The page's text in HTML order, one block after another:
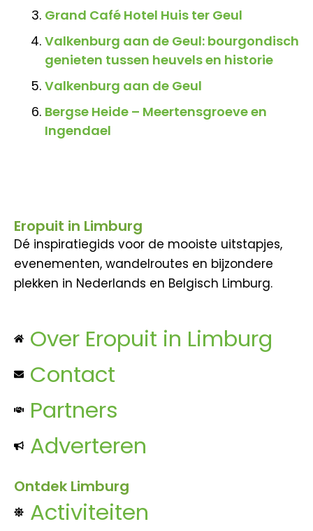
Grand Café Hotel Huis ter Geul
Valkenburg aan de Geul: bourgondisch
genieten tussen heuvels en historie
Valkenburg aan de Geul
Bergse Heide – Meertensgroeve en
Ingendael
Eropuit in Limburg
Dé inspiratiegids voor de mooiste uitstapjes,
evenementen, wandelroutes en bijzondere
plekken in Nederlands en Belgisch Limburg.
Over Eropuit in Limburg
Contact
Partners
Adverteren
Ontdek Limburg
Activiteiten